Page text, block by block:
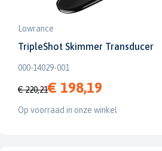
Lowrance
TripleShot Skimmer Transducer
000-14029-001
€ 220,21€ 198,19
Op voorraad in onze winkel